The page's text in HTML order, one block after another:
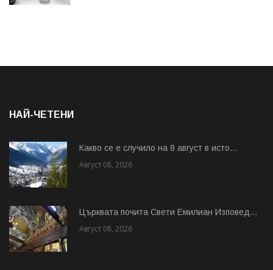
НАЙ-ЧЕТЕНИ
Какво се е случило на 8 август в исто...
Август 08, 2026
Църквата почита Свeти Емилиан Изповед...
Август 08, 2026